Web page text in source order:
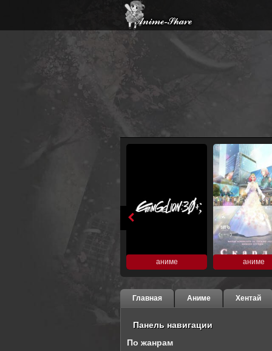
аниме аниме
Главная Аниме Хентай
Панель навигации
По жанрам